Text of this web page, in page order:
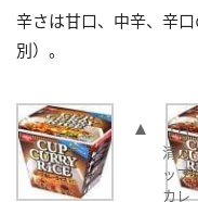
辛さは甘口、中辛、辛
別）。
「日
清カ
ップ
カレ